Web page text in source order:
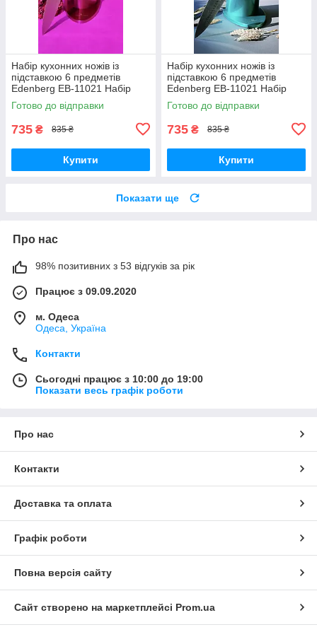
Набір кухонних ножів із
підставкою 6 предметів
Edenberg EB-11021 Набір
ножів із неіржавкої сталі на
підставці
Готово до відправки
735 ₴ 835 ₴
Купити
Набір кухонних ножів із
підставкою 6 предметів
Edenberg EB-11021 Набір
ножів із неіржавкої сталі на
підставці
Готово до відправки
735 ₴ 835 ₴
Купити
Показати ще
Про нас
98% позитивних з 53 відгуків за рік
Працює з 09.09.2020
м. Одеса
Одеса, Україна
Контакти
Сьогодні працює з 10:00 до 19:00
Показати весь графік роботи
Про нас
Контакти
Доставка та оплата
Графік роботи
Повна версія сайту
Сайт створено на маркетплейсі Prom.ua